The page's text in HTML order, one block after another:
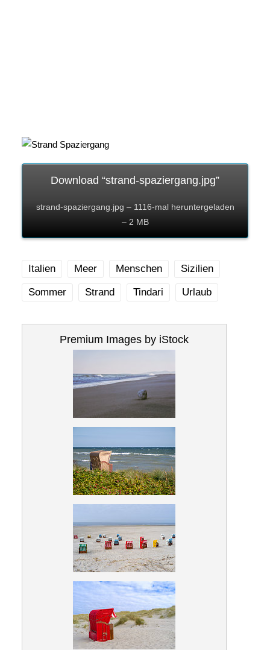
Download “strand-spaziergang.jpg”
strand-spaziergang.jpg – 1116-mal heruntergeladen
– 2 MB
Italien Meer Menschen Sizilien
Sommer Strand Tindari Urlaub
Premium Images by iStock